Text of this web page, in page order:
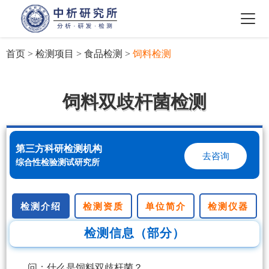
首页 > 检测项目 > 食品检测 > 饲料检测
饲料双歧杆菌检测
第三方科研检测机构
综合性检验测试研究所
去咨询
检测介绍 检测资质 单位简介 检测仪器
检测信息（部分）